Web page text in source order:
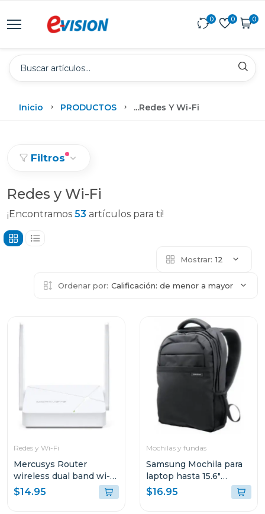
0 0 0
Inicio PRODUCTOS ...Redes Y Wi-Fi
Filtros
Redes y Wi-Fi
¡Encontramos 53 artículos para ti!
Mostrar: 12
Ordenar por: Calificación: de menor a mayor
Redes y Wi-Fi
Mercusys Router
wireless dual band wi-fi
ac750
$14.95
Mochilas y fundas
Samsung Mochila para
laptop hasta 15.6"
aabp2nm
$16.95